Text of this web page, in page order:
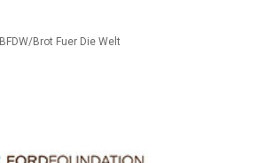
BFDW/Brot Fuer Die Welt